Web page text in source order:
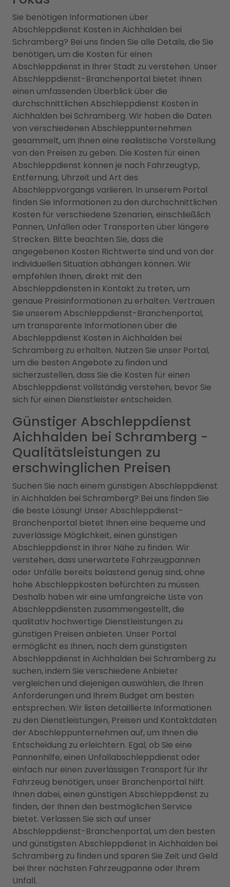
Sie benötigen Informationen über
Abschleppdienst Kosten in Aichhalden bei
Schramberg? Bei uns finden Sie alle Details, die Sie
benötigen, um die Kosten für einen
Abschleppdienst in Ihrer Stadt zu verstehen. Unser
Abschleppdienst-Branchenportal bietet Ihnen
einen umfassenden Überblick über die
durchschnittlichen Abschleppdienst Kosten in
Aichhalden bei Schramberg. Wir haben die Daten
von verschiedenen Abschleppunternehmen
gesammelt, um Ihnen eine realistische Vorstellung
von den Preisen zu geben. Die Kosten für einen
Abschleppdienst können je nach Fahrzeugtyp,
Entfernung, Uhrzeit und Art des
Abschleppvorgangs variieren. In unserem Portal
finden Sie Informationen zu den durchschnittlichen
Kosten für verschiedene Szenarien, einschließlich
Pannen, Unfällen oder Transporten über längere
Strecken. Bitte beachten Sie, dass die
angegebenen Kosten Richtwerte sind und von der
individuellen Situation abhängen können. Wir
empfehlen Ihnen, direkt mit den
Abschleppdiensten in Kontakt zu treten, um
genaue Preisinformationen zu erhalten. Vertrauen
Sie unserem Abschleppdienst-Branchenportal,
um transparente Informationen über die
Abschleppdienst Kosten in Aichhalden bei
Schramberg zu erhalten. Nutzen Sie unser Portal,
um die besten Angebote zu finden und
sicherzustellen, dass Sie die Kosten für einen
Abschleppdienst vollständig verstehen, bevor Sie
sich für einen Dienstleister entscheiden.
Günstiger Abschleppdienst
Aichhalden bei Schramberg -
Qualitätsleistungen zu
erschwinglichen Preisen
Suchen Sie nach einem günstigen Abschleppdienst
in Aichhalden bei Schramberg? Bei uns finden Sie
die beste Lösung! Unser Abschleppdienst-
Branchenportal bietet Ihnen eine bequeme und
zuverlässige Möglichkeit, einen günstigen
Abschleppdienst in Ihrer Nähe zu finden. Wir
verstehen, dass unerwartete Fahrzeugpannen
oder Unfälle bereits belastend genug sind, ohne
hohe Abschleppkosten befürchten zu müssen.
Deshalb haben wir eine umfangreiche Liste von
Abschleppdiensten zusammengestellt, die
qualitativ hochwertige Dienstleistungen zu
günstigen Preisen anbieten. Unser Portal
ermöglicht es Ihnen, nach dem günstigsten
Abschleppdienst in Aichhalden bei Schramberg zu
suchen, indem Sie verschiedene Anbieter
vergleichen und diejenigen auswählen, die Ihren
Anforderungen und Ihrem Budget am besten
entsprechen. Wir listen detaillierte Informationen
zu den Dienstleistungen, Preisen und Kontaktdaten
der Abschleppunternehmen auf, um Ihnen die
Entscheidung zu erleichtern. Egal, ob Sie eine
Pannenhilfe, einen Unfallabschleppdienst oder
einfach nur einen zuverlässigen Transport für Ihr
Fahrzeug benötigen, unser Branchenportal hilft
Ihnen dabei, einen günstigen Abschleppdienst zu
finden, der Ihnen den bestmöglichen Service
bietet. Verlassen Sie sich auf unser
Abschleppdienst-Branchenportal, um den besten
und günstigsten Abschleppdienst in Aichhalden bei
Schramberg zu finden und sparen Sie Zeit und Geld
bei Ihrer nächsten Fahrzeugpanne oder Ihrem
Unfall.